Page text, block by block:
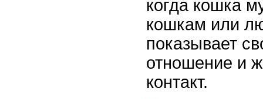
когда кошка
кошкам или
показывает
отношение и
контакт.